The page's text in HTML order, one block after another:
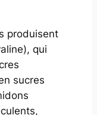
produisent
qui
sucres